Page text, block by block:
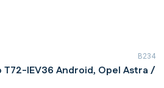
T72-IEV36 Android, Opel Astra /
B234